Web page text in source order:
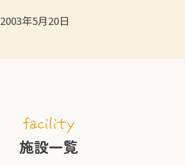
2003年5月20日
施設一覧